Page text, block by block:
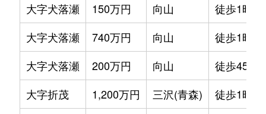
大字犬落瀬
150万円 向山
徒歩1時
大字犬落瀬
740万円 向山
徒歩1時
大字犬落瀬
200万円 向山
徒歩45分
大字折茂
1,200万円 三沢(青森)
徒歩1時